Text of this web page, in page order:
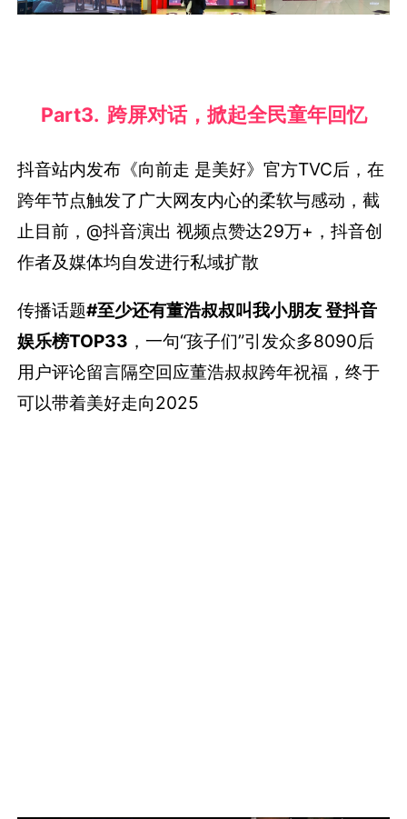
Part3. 跨屏对话，掀起全民童年回忆
跨年节点触发了广大网友内心的柔软与感动，截
作者及媒体均自发进行私域扩散
传播话题#至少还有董浩叔叔叫我小朋友 登抖音
娱乐榜TOP33 ，一句“孩子们”引发众多8090后
用户评论留言隔空回应董浩叔叔跨年祝福，终于
可以带着美好走向2025